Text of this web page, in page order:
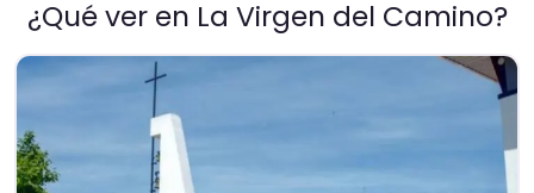
¿Qué ver en La Virgen del Camino?